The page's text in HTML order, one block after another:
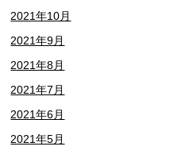
2021年10月
2021年9月
2021年8月
2021年7月
2021年6月
2021年5月